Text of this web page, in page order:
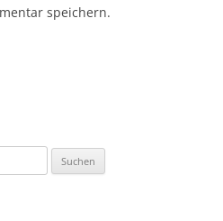
speichern.